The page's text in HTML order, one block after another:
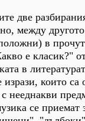
две
между
в
е класик?"
в
изрази, които са
нееднакви
се приемат